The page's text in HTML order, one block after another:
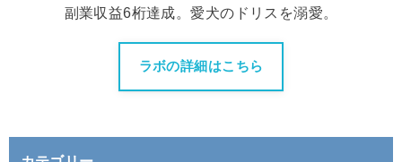
副業収益6桁達成。愛犬のドリスを溺愛。
ラボの詳細はこちら